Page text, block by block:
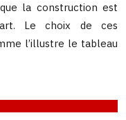
la construction est
Le choix de ces
l’illustre le tableau